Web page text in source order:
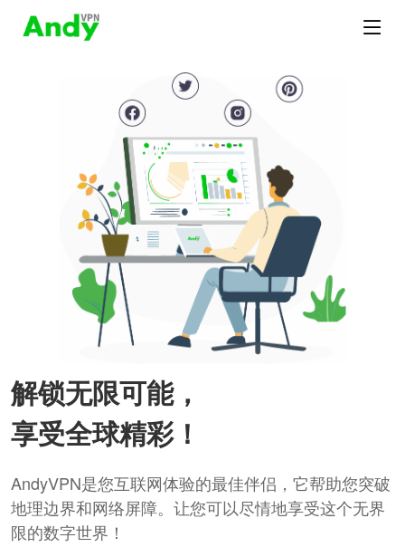
解锁无限可能，
享受全球精彩！
AndyVPN是您互联网体验的最佳伴侣，它帮助您突破
地理边界和网络屏障。让您可以尽情地享受这个无界
限的数字世界！